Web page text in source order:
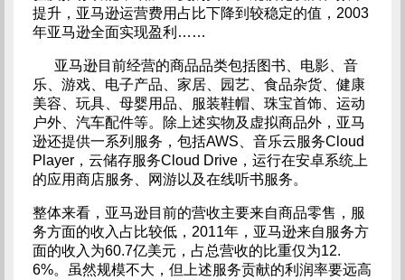
提升，亚马逊运营费用占比下降到较稳定的值，2003
年亚马逊全面实现盈利……
亚马逊目前经营的商品品类包括图书、电影、音
乐、游戏、电子产品、家居、园艺、食品杂货、健康
美容、玩具、母婴用品、服装鞋帽、珠宝首饰、运动
户外、汽车配件等。除上述实物及虚拟商品外，亚马
逊还提供一系列服务，包括AWS、音乐云服务Cloud
Player，云储存服务Cloud Drive，运行在安卓系统上
的应用商店服务、网游以及在线听书服务。
整体来看，亚马逊目前的营收主要来自商品零售，服
务方面的收入占比较低，2011年，亚马逊来自服务方
面的收入为60.7亿美元，占总营收的比重仅为12.
6%。虽然规模不大，但上述服务贡献的利润率要远高